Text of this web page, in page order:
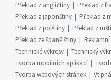
Překlad z angličtiny
Překlad z
Překlad z japonštiny
Překlad z
Překlad z polštiny
Překlad z
Překlad ze španělštiny
Technické výkresy
Technický
Tvorba mobilních aplikací
Tvorba webových stránek